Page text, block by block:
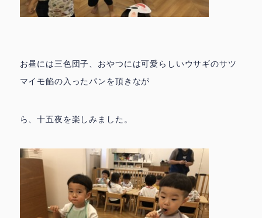
お昼には三色団子、おやつには可愛らしいウサギのサツ
マイモ餡の入ったパンを頂きなが
ら、十五夜を楽しみました。